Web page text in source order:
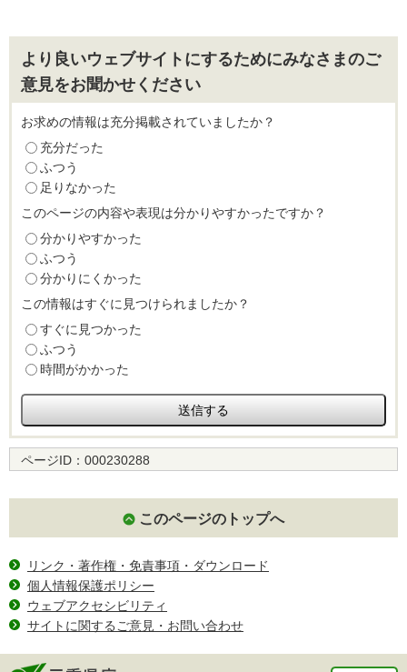
より良いウェブサイトにするためにみなさまのご
意見をお聞かせください
お求めの情報は充分掲載されていましたか？
充分だった
ふつう
足りなかった
このページの内容や表現は分かりやすかったですか？
分かりやすかった
ふつう
分かりにくかった
この情報はすぐに見つけられましたか？
すぐに見つかった
ふつう
時間がかかった
ページID： 000230288
このページのトップへ
リンク・著作権・免責事項・ダウンロード
個人情報保護ポリシー
ウェブアクセシビリティ
サイトに関するご意見・お問い合わせ